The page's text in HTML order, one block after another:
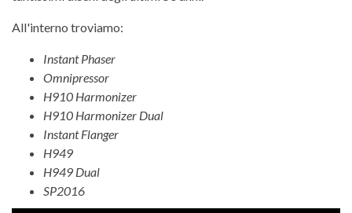
All'interno troviamo:
Instant Phaser
Omnipressor
H910 Harmonizer
H910 Harmonizer Dual
Instant Flanger
H949
H949 Dual
SP2016